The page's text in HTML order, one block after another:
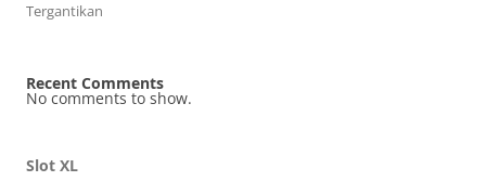
Tergantikan
Recent Comments
No comments to show.
Slot XL